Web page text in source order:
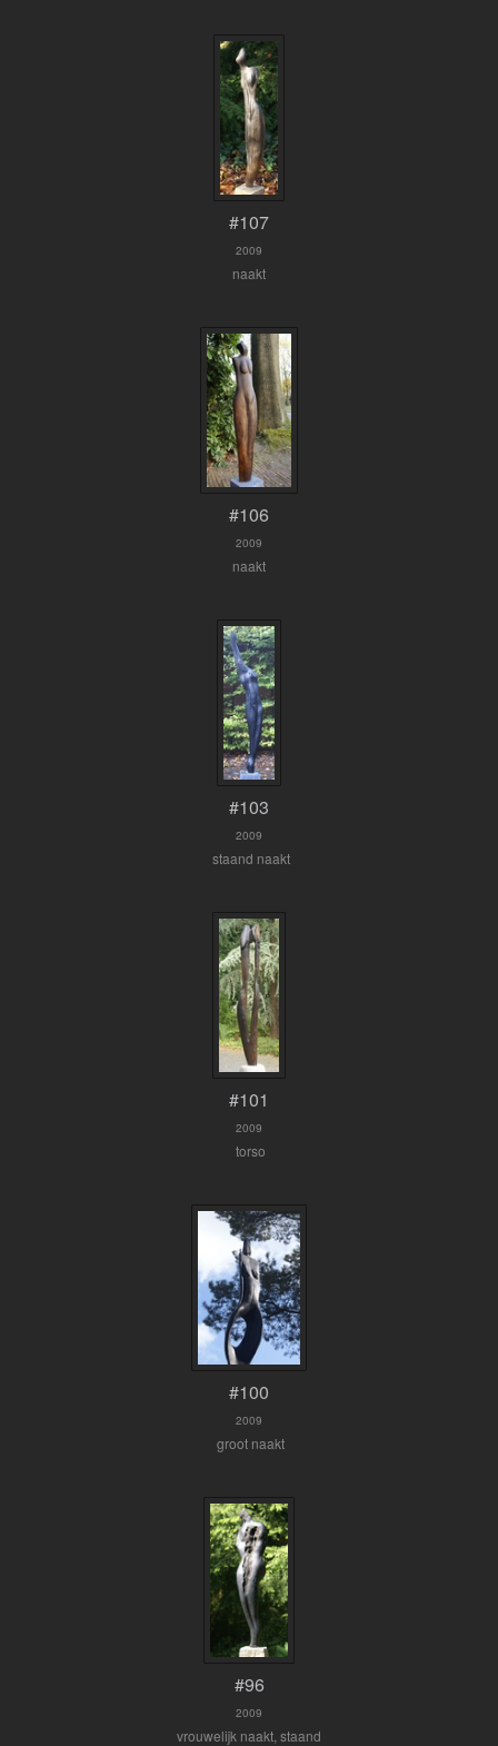
#107
2009
naakt
#106
2009
naakt
#103
2009
staand naakt
#101
2009
torso
#100
2009
groot naakt
#96
2009
vrouwelijk naakt, staand